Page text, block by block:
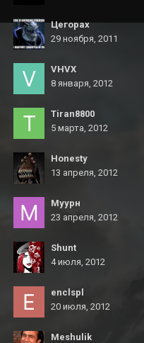
Цегорах
29 ноября, 2011
VHVX
8 января, 2012
Tiran8800
5 марта, 2012
Honesty
13 апреля, 2012
Муурн
23 апреля, 2012
Shunt
4 июля, 2012
enclspl
20 июля, 2012
Meshulik